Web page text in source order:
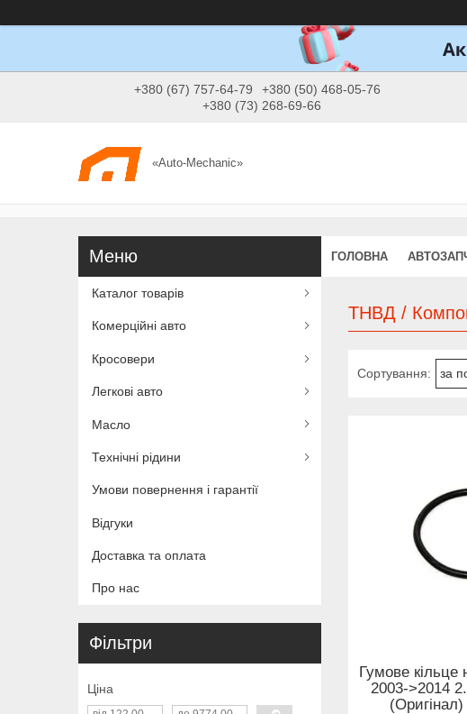
+380 (67) 757-64-79
+380 (50) 468-05-76
+380 (73) 268-69-66
«Auto-Mechanic»
ГОЛОВНА
ТНВД /
Гумове кільце
2003->2014
Каталог товарів
Комерційні авто
Кросовери
Легкові авто
Масло
Технічні рідини
Умови повернення і гарантії
Відгуки
Доставка та оплата
Про нас
Фільтри
Ціна